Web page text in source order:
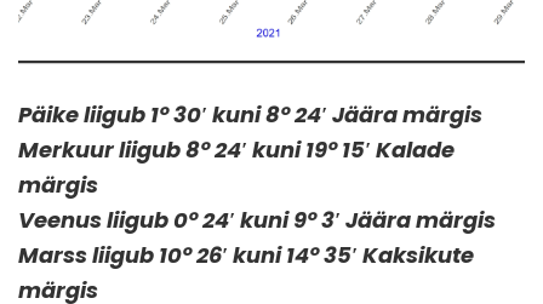
Päike liigub 1° 30′ kuni 8° 24′ Jäära märgis
Merkuur liigub 8° 24′ kuni 19° 15′ Kalade
märgis
Veenus liigub 0° 24′ kuni 9° 3′ Jäära märgis
Marss liigub 10° 26′ kuni 14° 35′ Kaksikute
märgis